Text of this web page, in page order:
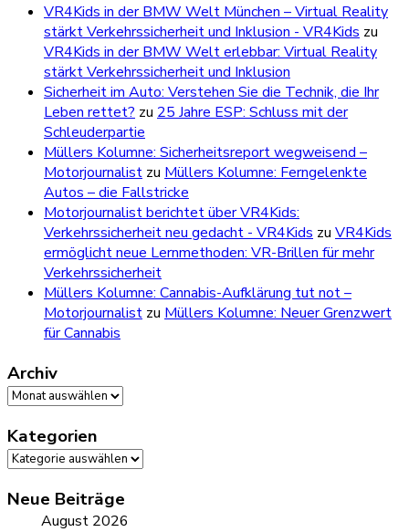
VR4Kids in der BMW Welt München – Virtual Reality
stärkt Verkehrssicherheit und Inklusion - VR4Kids zu
VR4Kids in der BMW Welt erlebbar: Virtual Reality
stärkt Verkehrssicherheit und Inklusion
Sicherheit im Auto: Verstehen Sie die Technik, die Ihr
Leben rettet? zu 25 Jahre ESP: Schluss mit der
Schleuderpartie
Müllers Kolumne: Sicherheitsreport wegweisend –
Motorjournalist zu Müllers Kolumne: Ferngelenkte
Autos – die Fallstricke
Motorjournalist berichtet über VR4Kids:
Verkehrssicherheit neu gedacht - VR4Kids zu VR4Kids
ermöglicht neue Lernmethoden: VR-Brillen für mehr
Verkehrssicherheit
Müllers Kolumne: Cannabis-Aufklärung tut not –
Motorjournalist zu Müllers Kolumne: Neuer Grenzwert
für Cannabis
Archiv
Archiv
Kategorien
Kategorien
Neue Beiträge
August 2026